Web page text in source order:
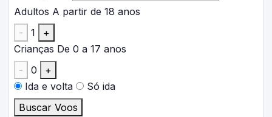
Adultos A partir de 18 anos
-
1
+
Crianças De 0 a 17 anos
-
0
+
Ida e volta
Só ida
Buscar Voos